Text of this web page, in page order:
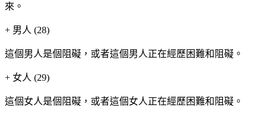
來。
+ 男人 (28)
這個男人是個阻礙，或者這個男人正在經歷困難和阻礙。
+ 女人 (29)
這個女人是個阻礙，或者這個女人正在經歷困難和阻礙。